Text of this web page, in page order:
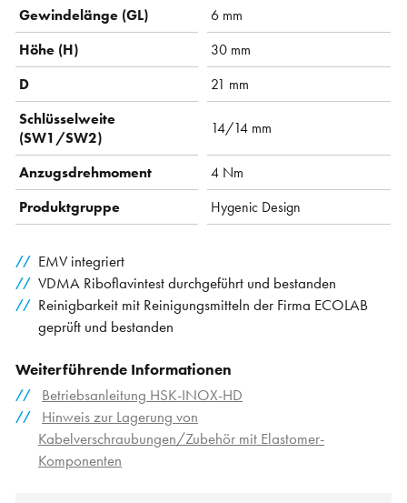
Gewindelänge (GL)
6 mm
Höhe (H)
30 mm
D
21 mm
Schlüsselweite
(SW1/SW2)
14/14 mm
Anzugsdrehmoment
4 Nm
Produktgruppe
Hygenic Design
EMV integriert
VDMA Riboflavintest durchgeführt und bestanden
Reinigbarkeit mit Reinigungsmitteln der Firma ECOLAB
geprüft und bestanden
Weiterführende Informationen
Betriebsanleitung HSK-INOX-HD
Hinweis zur Lagerung von
Kabelverschraubungen/Zubehör mit Elastomer-
Komponenten